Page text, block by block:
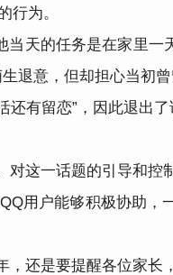
行为。
天的任务是在家里一
退意，但却担心当初
有留恋”，因此退出
对这一话题的引导和
用户能够积极协助
，还是要提醒各位家